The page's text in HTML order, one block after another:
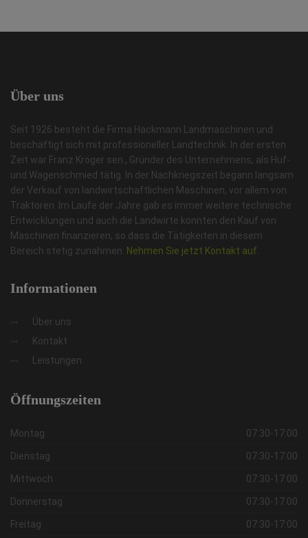
Über uns
Seit 1926 besteht die Firma Hackmann Landmaschinen und
beschäftigt sich mit professioneller Landtechnik. In der ersten
Zeit war Franz Kröger sen., Gründer des Unternehmens, als Huf-
und Wagenschmied tätig. In der Nachkriegszeit begann langsam
der Verkauf von landwirtschaftlichen Maschinen, vor allem von
Traktoren. Im Laufe der Jahre gab es immer weitere technische
Entwicklungen und auch die Landwirte konnten den Kauf von
Maschinen finanzieren, so dass die Tätigkeiten in diesem
Bereich stetig zunahmen. Nehmen Sie jetzt Kontakt auf.
Informationen
Über uns
Kontakt
Leistungen
Öffnungszeiten
Montag 07:30-17:00
Dienstag 07:30-17:00
Mittwoch 07:30-17:00
Donnerstag 07:30-17:00
Freitag 07:30-17:00